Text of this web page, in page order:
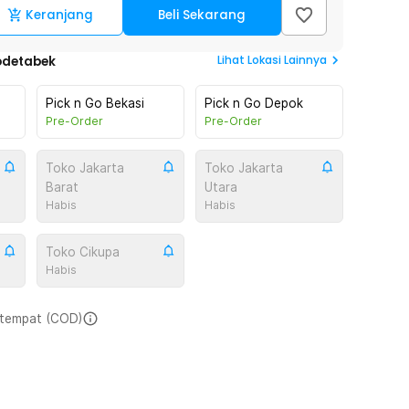
Keranjang Beli Sekarang
Lihat Lokasi Lainnya
Pick n Go Bekasi
Pre-Order
Pick n Go Depok
Pre-Order
Toko Jakarta
Barat
Habis
Toko Jakarta
Utara
Habis
Toko Cikupa
Habis
(COD)